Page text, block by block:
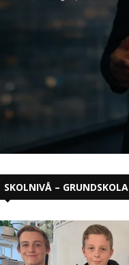
SKOLNIVÅ – GRUNDSKOLA